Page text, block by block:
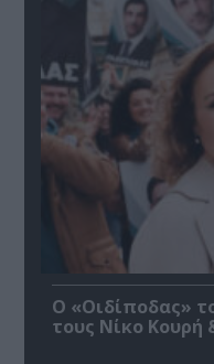
O «Οιδίποδας»
τους Νίκο Κουρή